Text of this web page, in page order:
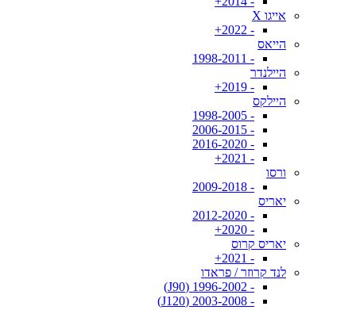
אייגו X
- 2022+
הייאס
- 1998-2011
היילנדר
- 2019+
היילקס
- 1998-2005
- 2006-2015
- 2016-2020
- 2021+
ורסו
- 2009-2018
יאריס
- 2012-2020
- 2020+
יאריס קרוס
- 2021+
לנד קרוזר / פראדו
- 1996-2002 (J90)
- 2003-2008 (J120)